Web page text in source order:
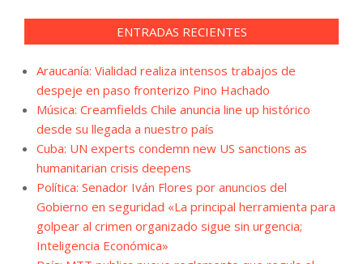
ENTRADAS RECIENTES
Araucanía: Vialidad realiza intensos trabajos de
despeje en paso fronterizo Pino Hachado
Música: Creamfields Chile anuncia line up histórico
desde su llegada a nuestro país
Cuba: UN experts condemn new US sanctions as
humanitarian crisis deepens
Política: Senador Iván Flores por anuncios del
Gobierno en seguridad «La principal herramienta para
golpear al crimen organizado sigue sin urgencia;
Inteligencia Económica»